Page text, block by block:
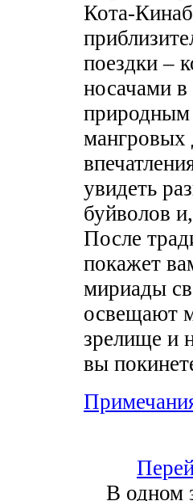
Кота-
поездки –
носачами
природным
мангровых
увидеть
буйволов
После
покажет
мириады
освещают
зрелище и
вы
В одном